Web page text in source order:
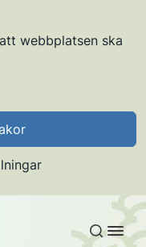
webbplatsen ska